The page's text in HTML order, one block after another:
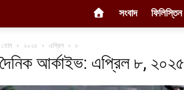
সংবাদ ফিলিস্তিন
হোম ২০২৫ এপ্রিল ৮
দৈনিক আর্কাইভ: এপ্রিল ৮, ২০২৫